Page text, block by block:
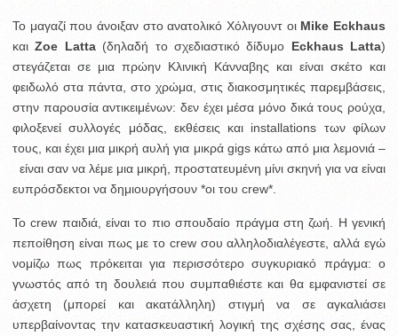
Το μαγαζί που άνοιξαν στο ανατολικό Χόλιγουντ οι Mike Eckhaus
καιZoe Latta(δηλαδή το σχεδιαστικό δίδυμο Eckhaus Latta)
στεγάζεται σε μια πρώην Κλινική Κάνναβης και είναι σκέτο και
φειδωλό στα πάντα, στο χρώμα, στις διακοσμητικές παρεμβάσεις,
στην παρουσία αντικειμένων: δεν έχει μέσα μόνο δικά τους ρούχα,
φιλοξενεί συλλογές μόδας, εκθέσεις και installations των φίλων
τους, και έχει μια μικρή αυλή για μικρά gigs κάτω από μια λεμονιά –
είναι σαν να λέμε μια μικρή, προστατευμένη μίνι σκηνή για να είναι
ευπρόσδεκτοι να δημιουργήσουν *οι του crew*.
To crew παιδιά, είναι το πιο σπουδαίο πράγμα στη ζωή. Η γενική
πεποίθηση είναι πως με το crew σου αλληλοδιαλέγεστε, αλλά εγώ
νομίζω πως πρόκειται για περισσότερο συγκυριακό πράγμα: ο
γνωστός από τη δουλειά που συμπαθιέστε και θα εμφανιστεί σε
άσχετη (μπορεί και ακατάλληλη) στιγμή να σε αγκαλιάσει
υπερβαίνοντας την κατασκευαστική λογική της σχέσης σας, ένας